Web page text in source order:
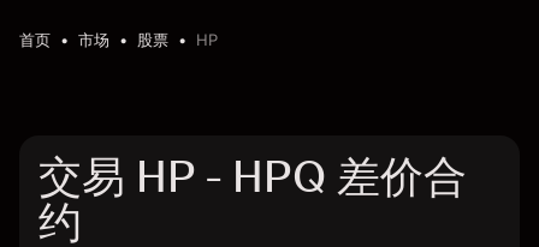
首页 市场 股票 HP
交易 HP - HPQ 差价合
约